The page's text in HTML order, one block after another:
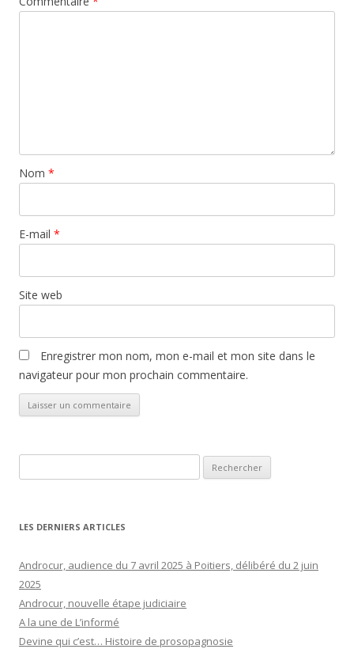
Nom *
E-mail *
Site web
Enregistrer mon nom, mon e-mail et mon site dans le
navigateur pour mon prochain commentaire.
LES DERNIERS ARTICLES
Androcur, audience du 7 avril 2025 à Poitiers, délibéré du 2 juin
2025
Androcur, nouvelle étape judiciaire
A la une de L’informé
Devine qui c’est… Histoire de prosopagnosie